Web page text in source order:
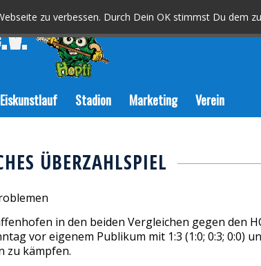
zu verbessen. Durch Dein OK stimmst Du dem
Eiskunstlauf Stadion Marketing Verein
ÜBERZAHLSPIEL
in den beiden Vergleichen gegen den
vor eigenem Publikum mit 1:3 (1:0; 0:3;
zu kämpfen.